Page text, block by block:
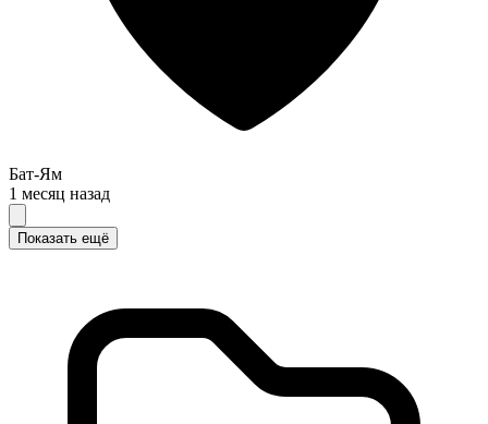
Бат-Ям
1 месяц назад
Показать ещё